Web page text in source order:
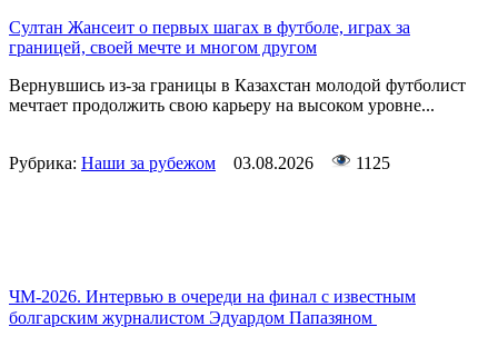
Султан Жансеит о первых шагах в футболе, играх за
границей, своей мечте и многом другом
Вернувшись из-за границы в Казахстан молодой футболист
мечтает продолжить свою карьеру на высоком уровне...
Рубрика: Наши за рубежом 03.08.2026 1125
ЧМ-2026. Интервью в очереди на финал с известным
болгарским журналистом Эдуардом Папазяном